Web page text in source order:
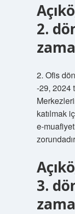
2.
2. Ofis
-29, 2024
katılmak
e-
3.